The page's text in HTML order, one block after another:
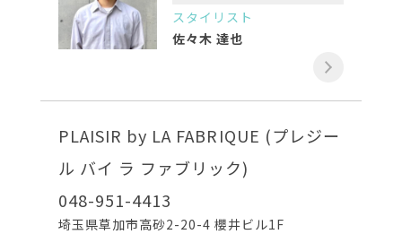
スタイリスト
佐々木 達也
PLAISIR by LA FABRIQUE (プレジー
ル バイ ラ ファブリック)
048-951-4413
埼玉県草加市高砂2-20-4 櫻井ビル1F